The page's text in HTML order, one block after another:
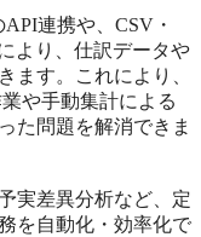
連携や、CSV・
より、仕訳データや
ます。これにより、
や手動集計による
た問題を解消できま
実差異分析など、定
を自動化・効率化で